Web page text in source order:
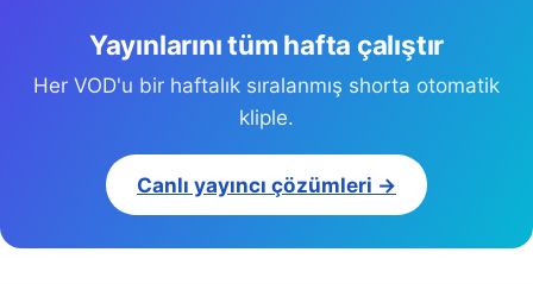
Yayınlarını tüm hafta çalıştır
Her VOD'u bir haftalık sıralanmış shorta otomatik
kliple.
Canlı yayıncı çözümleri →